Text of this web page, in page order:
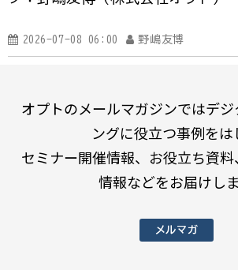
2026-07-08 06:00 野嶋友博
オプトのメールマガジンではデジ
ングに役立つ事例をは
セミナー開催情報、お役立ち資
情報などをお届けし
メルマガ